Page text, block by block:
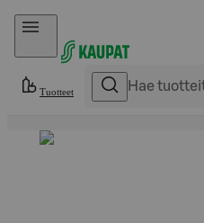
Hyppää sisältöön
Tuotteet